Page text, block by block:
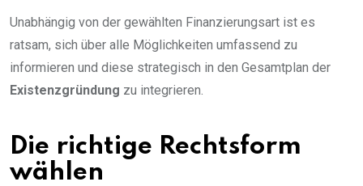
Unabhängig von der gewählten Finanzierungsart ist es
ratsam, sich über alle Möglichkeiten umfassend zu
informieren und diese strategisch in den Gesamtplan der
Existenzgründung zu integrieren.
Die richtige Rechtsform
wählen